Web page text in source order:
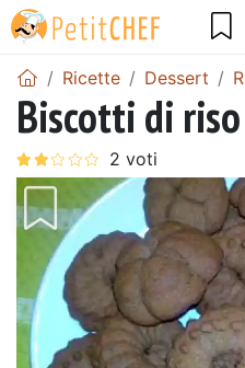
Ricette Dessert
Biscotti di